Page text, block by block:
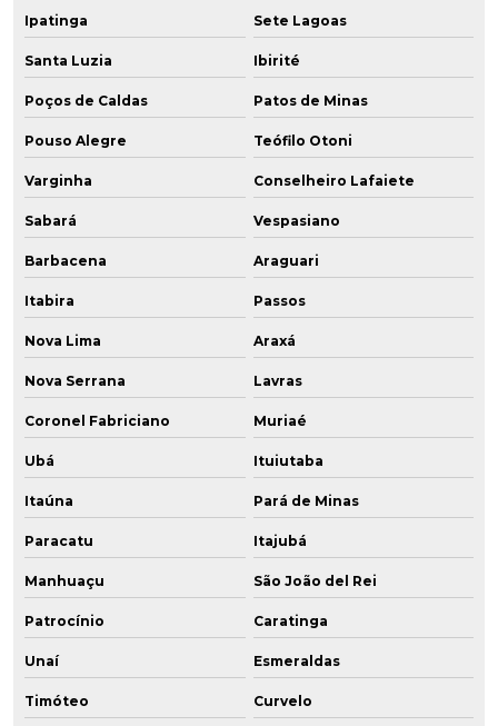
Ipatinga Sete Lagoas
Santa Luzia Ibirité
Poços de Caldas Patos de Minas
Pouso Alegre Teófilo Otoni
Varginha Conselheiro Lafaiete
Sabará Vespasiano
Barbacena Araguari
Itabira Passos
Nova Lima Araxá
Nova Serrana Lavras
Coronel Fabriciano Muriaé
Ubá Ituiutaba
Itaúna Pará de Minas
Paracatu Itajubá
Manhuaçu São João del Rei
Patrocínio Caratinga
Unaí Esmeraldas
Timóteo Curvelo